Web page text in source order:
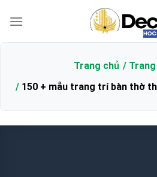
qua
Trang chủ
150 + mẫu trang trí bàn thờ